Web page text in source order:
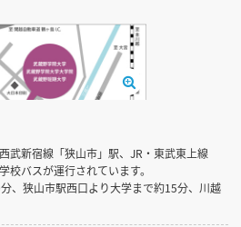
武新宿線「狭山市」駅、JR・東武東上線
校バスが運行されています。
、狭山市駅西口より大学まで約15分、川越